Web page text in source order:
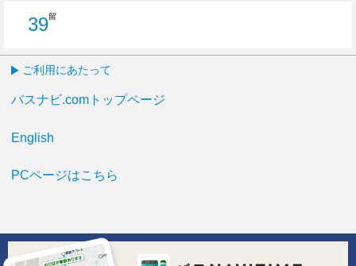
39留
ご利用にあたって
バスナビ.comトップページ
English
PCページはこちら